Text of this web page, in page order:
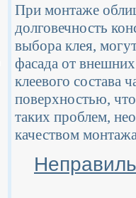
При монтаже
долговечность
выбора клея,
фасада от
клеевого состава
поверхностью,
таких проблем,
качеством